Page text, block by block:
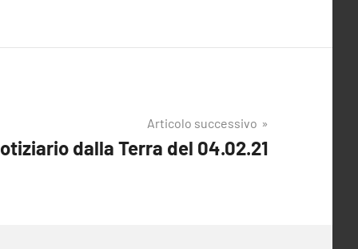
Articolo successivo
dalla Terra del 04.02.21